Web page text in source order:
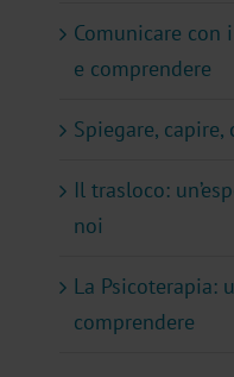
Comunicare con
e comprendere
Spiegare, capire,
Il trasloco:
noi
La Psicoterapia:
comprendere